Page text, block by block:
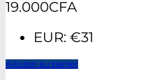
19.000CFA
EUR: €31
Ajouter au panier